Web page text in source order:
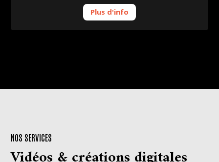
Plus d'info
NOS SERVICES